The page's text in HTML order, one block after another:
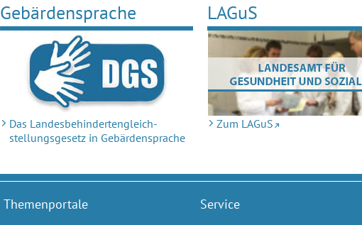
Gebärdensprache
Das Landes­behin­derten­gleich­
stellungs­gesetz in Ge­bärden­spra­che
LAGuS
Zum LAGuS
Themenportale Service